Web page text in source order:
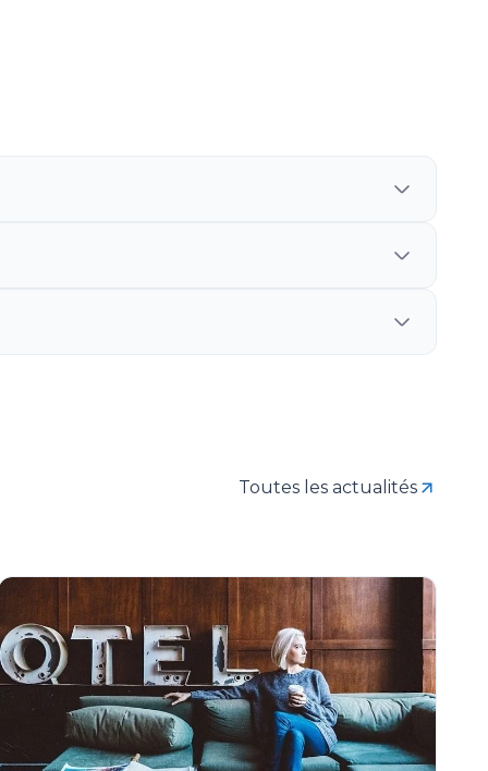
Toutes les actualités